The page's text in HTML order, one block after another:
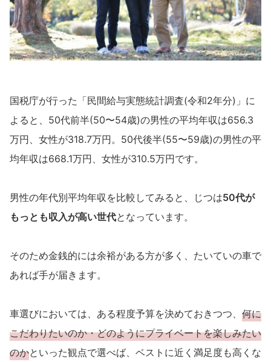
国税庁が行った「民間給与実態統計調査(令和2年分)」に
よると、50代前半(50〜54歳)の男性の平均年収は656.3
万円、女性が318.7万円。50代後半(55〜59歳)の男性の平
均年収は668.1万円、女性が310.5万円です。
男性の年代別平均年収を比較してみると、じつは50代が
もっとも収入が高い世代となっています。
そのため金銭的には余裕がある方が多く、たいていの車で
あれば手が届きます。
車選びにおいては、ある程度予算を決めておきつつ、 何に
こだわりたいのか・どのようにプライベートを楽しみたい
のかといった観点で選べば、ベストに近く満足度も高くな